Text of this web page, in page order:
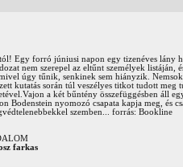
Egy forró júniusi napon egy tizenéves lány
nem szerepel az eltűnt személyek listáján,
úgy tűnik, senkinek sem hiányzik.
kutatás során túl veszélyes titkot tudott
a két bűntény összefüggésben áll
Bodenstein nyomozó csapata kapja meg, és
szemben... forrás: Bookline
farkas